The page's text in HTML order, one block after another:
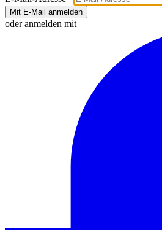
Mit E-Mail anmelden
oder anmelden mit